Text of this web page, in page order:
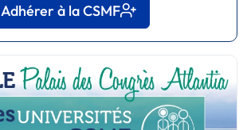
Adhérer à la CSMF